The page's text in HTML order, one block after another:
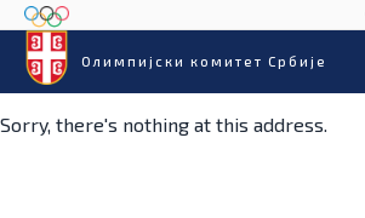
Олимпијски комитет Србије
Sorry, there's nothing at this address.